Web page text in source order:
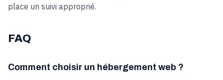
place un suivi approprié.
FAQ
Comment choisir un hébergement web ?